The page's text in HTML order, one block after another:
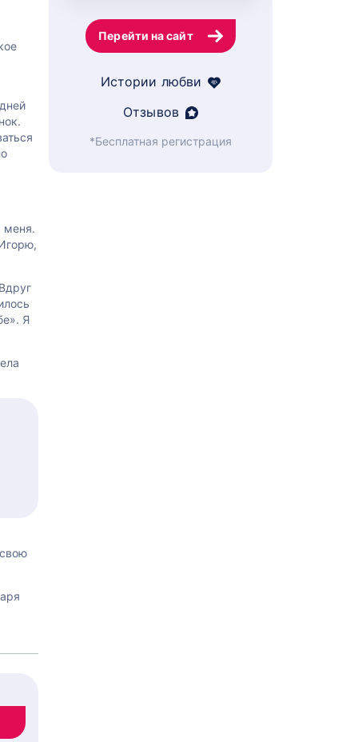
меня.
Я
Перейти на сайт
Истории любви
Отзывов
*Бесплатная регистрация